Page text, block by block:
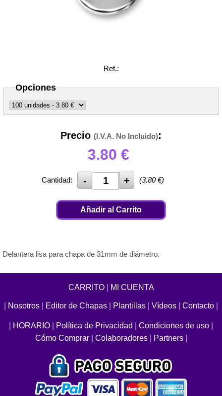
Ref.:
Opciones
Precio (I.V.A. No Incluido):
3.80 €
Cantidad: (3.80€)
Añadir al Carrito
Delantera lisa para chapa de 31mm de diámetro.
CARRITO| MI CUENTA
Nosotros Editor de Chapas Plantillas Vídeos Contacto
HORARIO Política de Privacidad Condiciones de uso
Cómo Comprar
Colaboradores Partners